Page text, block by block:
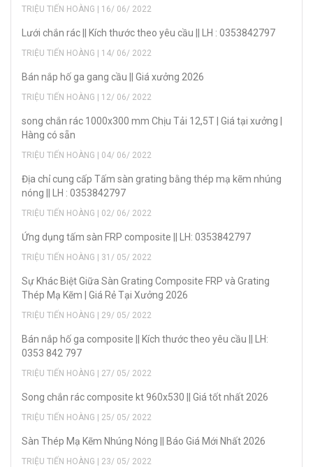
TRIỆU TIẾN HOÀNG | 16/ 06/ 2022
Lưới chắn rác || Kích thước theo yêu cầu || LH : 0353842797
TRIỆU TIẾN HOÀNG | 14/ 06/ 2022
Bán nắp hố ga gang cầu || Giá xưởng 2026
TRIỆU TIẾN HOÀNG | 12/ 06/ 2022
song chắn rác 1000x300 mm Chịu Tải 12,5T | Giá tại xưởng |
Hàng có sẵn
TRIỆU TIẾN HOÀNG | 04/ 06/ 2022
Địa chỉ cung cấp Tấm sàn grating bằng thép mạ kẽm nhúng
nóng || LH : 0353842797
TRIỆU TIẾN HOÀNG | 02/ 06/ 2022
Ứng dụng tấm sàn FRP composite || LH: 0353842797
TRIỆU TIẾN HOÀNG | 31/ 05/ 2022
Sự Khác Biệt Giữa Sàn Grating Composite FRP và Grating
Thép Mạ Kẽm | Giá Rẻ Tại Xưởng 2026
TRIỆU TIẾN HOÀNG | 29/ 05/ 2022
Bán nắp hố ga composite || Kích thước theo yêu cầu || LH:
0353 842 797
TRIỆU TIẾN HOÀNG | 27/ 05/ 2022
Song chắn rác composite kt 960x530 || Giá tốt nhất 2026
TRIỆU TIẾN HOÀNG | 25/ 05/ 2022
Sàn Thép Mạ Kẽm Nhúng Nóng || Báo Giá Mới Nhất 2026
TRIỆU TIẾN HOÀNG | 23/ 05/ 2022